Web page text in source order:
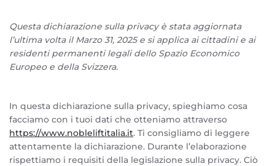
Questa dichiarazione sulla privacy è stata aggiornata
l’ultima volta il Marzo 31, 2025 e si applica ai cittadini e ai
residenti permanenti legali dello Spazio Economico
Europeo e della Svizzera.
In questa dichiarazione sulla privacy, spieghiamo cosa
facciamo con i tuoi dati che otteniamo attraverso
https://www.nobleliftitalia.it. Ti consigliamo di leggere
attentamente la dichiarazione. Durante l’elaborazione
rispettiamo i requisiti della legislazione sulla privacy. Ciò